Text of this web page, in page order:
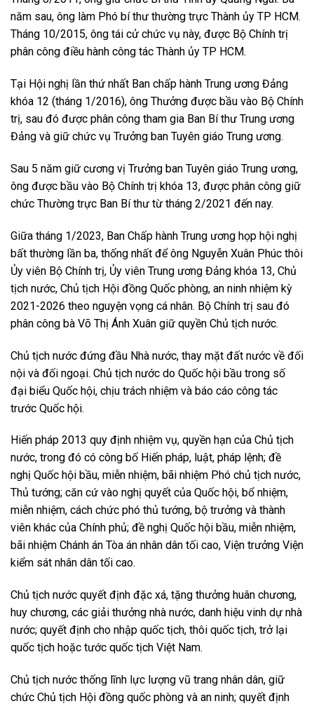
năm sau, ông làm Phó bí thư thường trực Thành ủy TP HCM.
Tháng 10/2015, ông tái cử chức vụ này, được Bộ Chính trị
phân công điều hành công tác Thành ủy TP HCM.
Tại Hội nghị lần thứ nhất Ban chấp hành Trung ương Đảng
khóa 12 (tháng 1/2016), ông Thưởng được bầu vào Bộ Chính
trị, sau đó được phân công tham gia Ban Bí thư Trung ương
Đảng và giữ chức vụ Trưởng ban Tuyên giáo Trung ương.
Sau 5 năm giữ cương vị Trưởng ban Tuyên giáo Trung ương,
ông được bầu vào Bộ Chính trị khóa 13, được phân công giữ
chức Thường trực Ban Bí thư từ tháng 2/2021 đến nay.
Giữa tháng 1/2023, Ban Chấp hành Trung ương họp hội nghị
bất thường lần ba, thống nhất để ông Nguyễn Xuân Phúc thôi
Ủy viên Bộ Chính trị, Ủy viên Trung ương Đảng khóa 13, Chủ
tịch nước, Chủ tịch Hội đồng Quốc phòng, an ninh nhiệm kỳ
2021-2026 theo nguyện vọng cá nhân. Bộ Chính trị sau đó
phân công bà Võ Thị Ánh Xuân giữ quyền Chủ tịch nước.
Chủ tịch nước đứng đầu Nhà nước, thay mặt đất nước về đối
nội và đối ngoại. Chủ tịch nước do Quốc hội bầu trong số
đại biểu Quốc hội, chịu trách nhiệm và báo cáo công tác
trước Quốc hội.
Hiến pháp 2013 quy định nhiệm vụ, quyền hạn của Chủ tịch
nước, trong đó có công bố Hiến pháp, luật, pháp lệnh; đề
nghị Quốc hội bầu, miễn nhiệm, bãi nhiệm Phó chủ tịch nước,
Thủ tướng; căn cứ vào nghị quyết của Quốc hội, bổ nhiệm,
miễn nhiệm, cách chức phó thủ tướng, bộ trưởng và thành
viên khác của Chính phủ; đề nghị Quốc hội bầu, miễn nhiệm,
bãi nhiệm Chánh án Tòa án nhân dân tối cao, Viện trưởng Viện
kiểm sát nhân dân tối cao.
Chủ tịch nước quyết định đặc xá, tặng thưởng huân chương,
huy chương, các giải thưởng nhà nước, danh hiệu vinh dự nhà
nước; quyết định cho nhập quốc tịch, thôi quốc tịch, trở lại
quốc tịch hoặc tước quốc tịch Việt Nam.
Chủ tịch nước thống lĩnh lực lượng vũ trang nhân dân, giữ
chức Chủ tịch Hội đồng quốc phòng và an ninh; quyết định